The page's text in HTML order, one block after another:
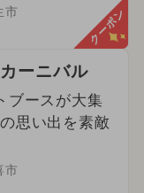
市 クーポン
ーニバル
ブースが大集
思い出を素敵
市